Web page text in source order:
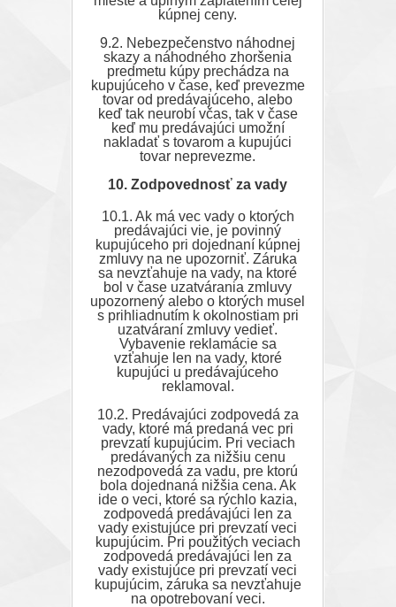
kúpnej ceny.
9.2. Nebezpečenstvo náhodnej
skazy a náhodného zhoršenia
predmetu kúpy prechádza na
kupujúceho v čase, keď prevezme
tovar od predávajúceho, alebo
keď tak neurobí včas, tak v čase
keď mu predávajúci umožní
nakladať s tovarom a kupujúci
tovar neprevezme.
10. Zodpovednosť za vady
10.1. Ak má vec vady o ktorých
predávajúci vie, je povinný
kupujúceho pri dojednaní kúpnej
zmluvy na ne upozorniť. Záruka
sa nevzťahuje na vady, na ktoré
bol v čase uzatvárania zmluvy
upozornený alebo o ktorých musel
s prihliadnutím k okolnostiam pri
uzatváraní zmluvy vedieť.
Vybavenie reklamácie sa
vzťahuje len na vady, ktoré
kupujúci u predávajúceho
reklamoval.
10.2. Predávajúci zodpovedá za
vady, ktoré má predaná vec pri
prevzatí kupujúcim. Pri veciach
predávaných za nižšiu cenu
nezodpovedá za vadu, pre ktorú
bola dojednaná nižšia cena. Ak
ide o veci, ktoré sa rýchlo kazia,
zodpovedá predávajúci len za
vady existujúce pri prevzatí veci
kupujúcim. Pri použitých veciach
zodpovedá predávajúci len za
vady existujúce pri prevzatí veci
kupujúcim, záruka sa nevzťahuje
na opotrebovaní veci.